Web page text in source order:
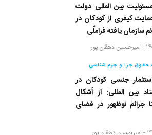
بین المللی دولت
کیفری از کودکان در
سازمان یافته فراملّی
- امیرحسین دهقان پور
حقوق جزا و جرم شناسی
جنسی کودکان در
بین المللی: از اَشکال
جرائم نوظهور در فضای